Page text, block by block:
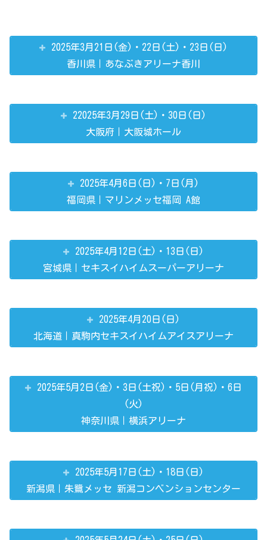
2025年3月21日(金)・22日(土)・23日(日)
香川県｜あなぶきアリーナ香川
22025年3月29日(土)・30日(日)
大阪府｜大阪城ホール
2025年4月6日(日)・7日(月)
福岡県｜マリンメッセ福岡 A館
2025年4月12日(土)・13日(日)
宮城県｜セキスイハイムスーパーアリーナ
2025年4月20日(日)
北海道｜真駒内セキスイハイムアイスアリーナ
2025年5月2日(金)・3日(土祝)・5日(月祝)・6日
(火)
神奈川県｜横浜アリーナ
2025年5月17日(土)・18日(日)
新潟県｜朱鷺メッセ 新潟コンベンションセンター